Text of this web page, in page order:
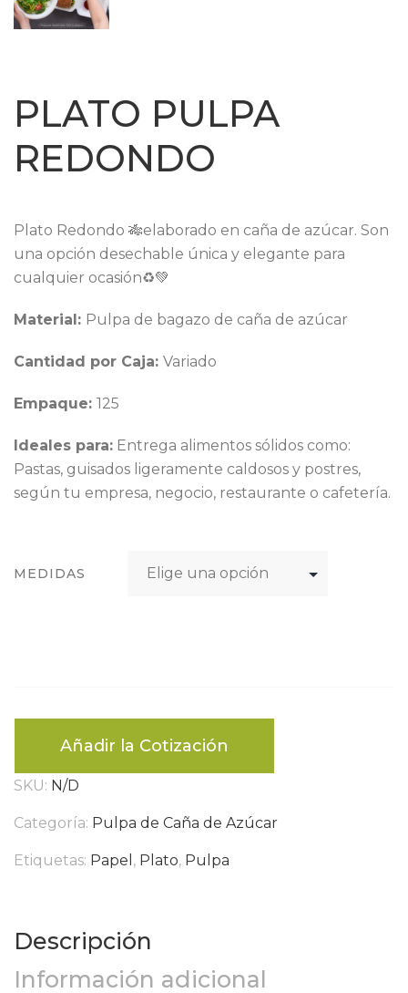
PLATO PULPA
REDONDO
Plato Redondo 🎋elaborado en caña de azúcar. Son
una opción desechable única y elegante para
cualquier ocasión♻️💚
Material: Pulpa de bagazo de caña de azúcar
Cantidad por Caja: Variado
Empaque: 125
Ideales para: Entrega alimentos sólidos como:
Pastas, guisados ligeramente caldosos y postres,
según tu empresa, negocio, restaurante o cafetería.
MEDIDAS
Añadir la Cotización
SKU: N/D
Categoría: Pulpa de Caña de Azúcar
Etiquetas: Papel , Plato, Pulpa
Descripción
Información adicional